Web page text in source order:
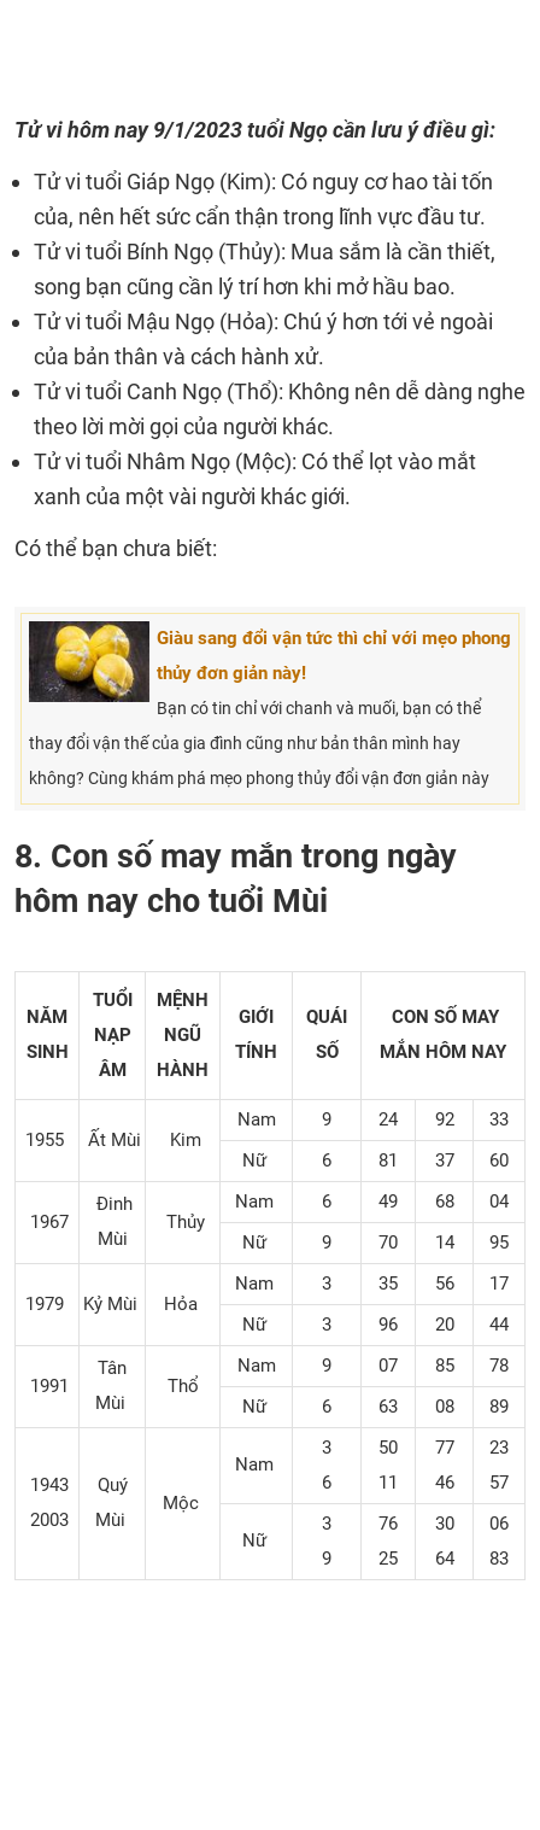
Tử vi hôm nay9/1/2023 tuổi Ngọ cần lưu ý điều gì:
Tử vi tuổi Giáp Ngọ (Kim): Có nguy cơ hao tài tốn
của, nên hết sức cẩn thận trong lĩnh vực đầu tư.
Tử vi tuổi Bính Ngọ (Thủy): Mua sắm là cần thiết,
song bạn cũng cần lý trí hơn khi mở hầu bao.
Tử vi tuổi Mậu Ngọ (Hỏa): Chú ý hơn tới vẻ ngoài
của bản thân và cách hành xử.
Tử vi tuổi Canh Ngọ (Thổ): Không nên dễ dàng nghe
theo lời mời gọi của người khác.
Tử vi tuổi Nhâm Ngọ (Mộc): Có thể lọt vào mắt
xanh của một vài người khác giới.
Có thể bạn chưa biết:
Giàu sang đổi vận tức thì chỉ với mẹo phong
thủy đơn giản này!
Bạn có tin chỉ với chanh và muối, bạn có thể
thay đổi vận thế của gia đình cũng như bản thân mình hay
không? Cùng khám phá mẹo phong thủy đổi vận đơn giản này
8. Con số may mắn trong ngày
hôm nay cho tuổi Mùi
NĂM
SINH
TUỔI
NẠP
ÂM
MỆNH
NGŨ
HÀNH
GIỚI
TÍNH
QUÁI
SỐ
CON SỐ MAY
MẮN HÔM NAY
1955 Ất Mùi Kim
Nam 9 24 92
33
Nữ
6 81 37 60
1967
Đinh
Mùi
Thủy
Nam 6 49 68
04
Nữ
9 70 14 95
1979 Kỷ Mùi Hỏa
Nam 3 35 56
17
Nữ
3 96 20 44
1991
Tân
Mùi
Thổ
Nam 9 07 85
78
Nữ
6 63 08 89
1943
2003
Quý
Mùi
Mộc
Nam
3
6
50
11
77
46
23
57
Nữ
3
9
76
25
30
64
06
83